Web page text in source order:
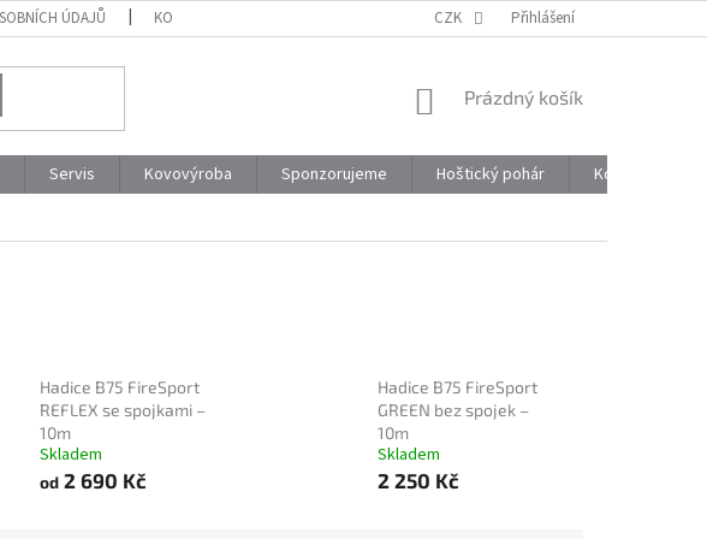
ÚDAJŮ KONTAKTY CZK Přihlášení
NÁKUPNÍ
Prázdný košík
Servis Kovovýroba Sponzorujeme Hoštický pohár
Kontakty
Hadice B75 FireSport
REFLEX se spojkami –
10m
Skladem
od2 690 Kč
Hadice B75 FireSport
GREEN bez spojek –
10m
Skladem
2 250 Kč